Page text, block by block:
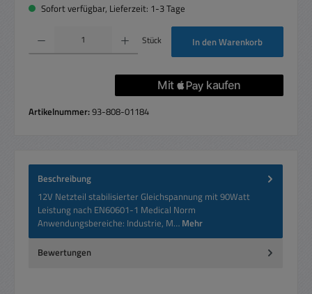
Sofort verfügbar, Lieferzeit: 1-3 Tage
Produkt Anzahl: Gib den gewünschten Wert ein oder benutze die Schaltflächen um
Stück In den Warenkorb
Artikelnummer:93-808-01184
Beschreibung
12V Netzteil stabilisierter Gleichspannung mit 90Watt
Leistung nach EN60601-1 Medical Norm
Anwendungsbereiche: Industrie, M… Mehr
Bewertungen